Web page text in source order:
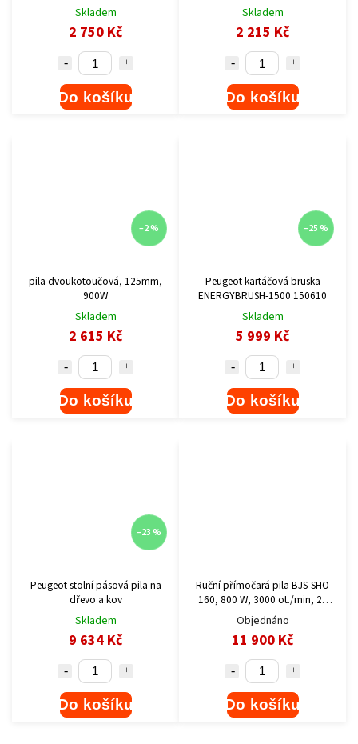
Skladem
2 750 Kč
Do košíku
705W
Skladem
2 215 Kč
Do košíku
–2 %
pila dvoukotoučová, 125mm,
900W
Skladem
2 615 Kč
Do košíku
–25 %
Peugeot kartáčová bruska
ENERGYBRUSH-1500 150610
Skladem
5 999 Kč
Do košíku
–23 %
Peugeot stolní pásová pila na
dřevo a kov
Skladem
9 634 Kč
Do košíku
Ruční přímočará pila BJS-SHO
160, 800 W, 3000 ot./min, 26
mm
Objednáno
11 900 Kč
Do košíku